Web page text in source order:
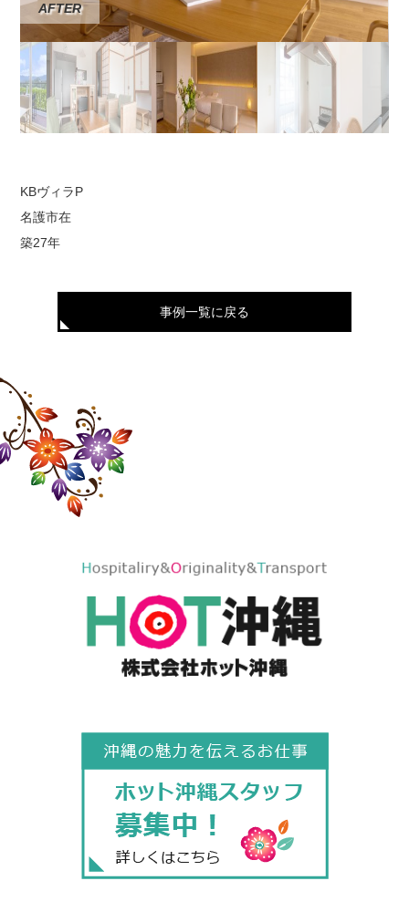
KBヴィラP
名護市在
築27年
事例一覧に戻る